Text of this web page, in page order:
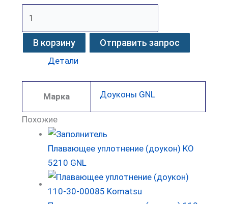
В корзину Отправить запрос
Детали
Марка Доуконы GNL
Похожие
Плавающее уплотнение (доукон) KO
5210 GNL